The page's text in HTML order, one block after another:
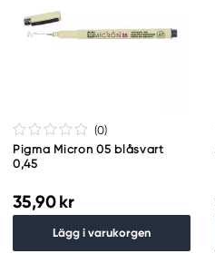
(0)
Pigma Micron 05 blåsvart
0,45
35,90 kr
Lägg i varukorgen